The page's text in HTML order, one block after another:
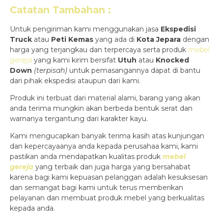
Catatan Tambahan :
Untuk pengiriman kami menggunakan jasa Ekspedisi
Truck atau Peti Kemas yang ada di Kota Jepara dengan
harga yang terjangkau dan terpercaya serta produk mebel
gereja yang kami kirim bersifat Utuh atau Knocked
Down (terpisah) untuk pemasangannya dapat di bantu
dari pihak ekspedisi ataupun dari kami.
Produk ini terbuat dari material alami, barang yang akan
anda terima mungkin akan berbeda bentuk serat dan
warnanya tergantung dari karakter kayu.
Kami mengucapkan banyak terima kasih atas kunjungan
dan kepercayaanya anda kepada perusahaa kami, kami
pastikan anda mendapatkan kualitas produk mebel
gereja yang terbaik dan juga harga yang bersahabat
karena bagi kami kepuasan pelanggan adalah kesuksesan
dan semangat bagi kami untuk terus memberikan
pelayanan dan membuat produk mebel yang berkualitas
kepada anda.